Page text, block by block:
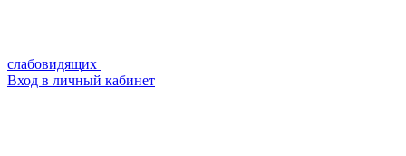
слабовидящих
Вход в личный кабинет